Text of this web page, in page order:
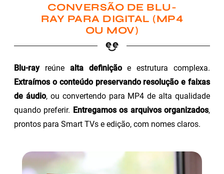
CONVERSÃO DE BLU-
RAY PARA DIGITAL (MP4
OU MOV)
Blu-rayreúne alta definiçãoe estrutura complexa.
Extraímos o conteúdo preservando resolução e faixas
de áudio, ou convertendo para MP4 de alta qualidade
quando preferir. Entregamos os arquivos organizados,
prontos para Smart TVs e edição, com nomes claros.